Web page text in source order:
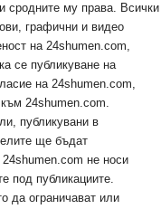
сродните му права. Всички
графични и видео
на 24shumen.com,
се публикуване на
на 24shumen.com,
24shumen.com.
публикувани в
ще бъдат
24shumen.com не носи
под публикациите.
да ограничават или